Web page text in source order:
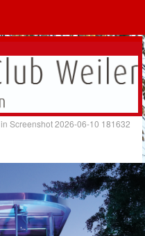
inScreenshot 2026-06-10 181632